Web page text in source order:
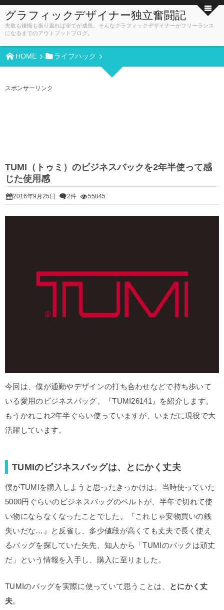
グラフィックデザイナー独立奮闘記
失敗も後悔も振り返れば全てが成長。そんなグラフィックデザイナーがフリーランス
になるまでのアウトプットブログ。
HOME ライフハック
スポンサーリンク
TUMI（トゥミ）のビジネスバックを2年半使って感
じた使用感
2016年9月25日 2件 55845
今回は、僕が通勤やデザインの打ち合わせなどで持ち歩いて
いる愛用のビジネスバッグ、『TUMI26141』を紹介します。
もうかれこれ2年半ぐらい使っていますが、いまだに現役で大
活躍しています。
TUMIのビジネスバッグは、とにかく丈夫
僕がTUMIを購入しようと思ったきっかけは、当時使っていた
5000円ぐらいのビジネスバッグのベルトが、半年で切れて使
い物にならなくなったことでした。『これじゃ安物買いの銭
失いだな…』と反省し、多少値段が高くても丈夫で長く使え
るバッグを探していた矢先、知人から「TUMIのバックは頑丈
だ」という情報を入手し、購入に至りました。
TUMIのバッグを実際に使っていて思うことは、
とにかく丈
夫。